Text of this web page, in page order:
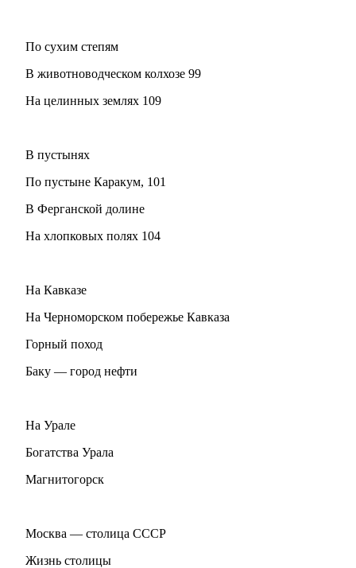
По сухим степям
В животноводческом колхозе 99
На целинных землях 109
В пустынях
По пустыне Каракум, 101
В Ферганской долине
На хлопковых полях 104
На Кавказе
На Черноморском побережье Кавказа
Горный поход
Баку — город нефти
На Урале
Богатства Урала
Магнитогорск
Москва — столица СССР
Жизнь столицы